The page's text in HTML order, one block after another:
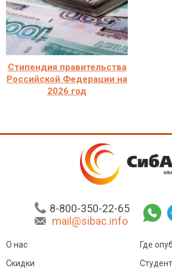
Стипендия правительства
Российской Федерации на
2026 год
8-800-350-22-65
mail@sibac.info
О нас
Скидки
Где